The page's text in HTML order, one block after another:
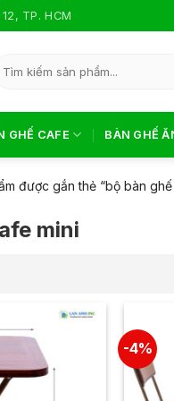
TP. HCM
GHẾ CAFE BÀN GHẾ
được gắn thẻ “bộ bàn
mini
-4%